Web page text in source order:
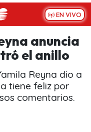
EN VIVO
anuncia
el anillo
Reyna dio a
tiene feliz por
comentarios.